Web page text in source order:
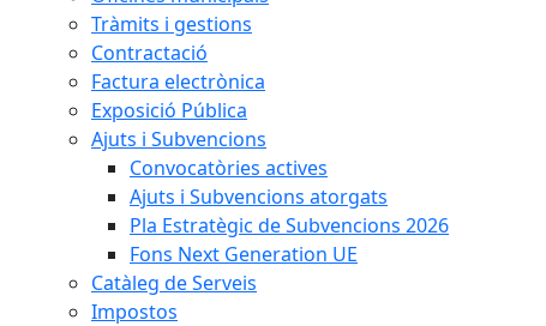
Tràmits i gestions
Contractació
Factura electrònica
Exposició Pública
Ajuts i Subvencions
Convocatòries actives
Ajuts i Subvencions atorgats
Pla Estratègic de Subvencions 2026
Fons Next Generation UE
Catàleg de Serveis
Impostos